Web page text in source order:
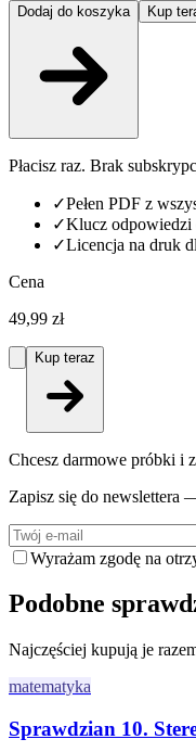
Dodaj do koszyka Kup
Płacisz raz. Brak
✓Pełen PDF z
✓Klucz odpowiedzi
✓Licencja na druk
Cena
49,99 zł
Kup teraz
Chcesz darmowe próbki i
Zapisz się do newslettera
Wyrażam zgodę na
Podobne
Najczęściej kupują je
matematyka
Sprawdzian 10.